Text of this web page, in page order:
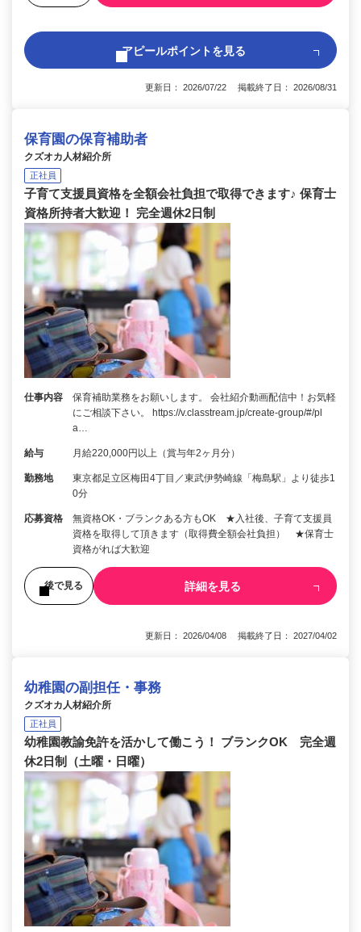
アピールポイントを見る
更新日： 2026/07/22 掲載終了日： 2026/08/31
保育園の保育補助者
クズオカ人材紹介所
正社員
子育て支援員資格を全額会社負担で取得できます♪ 保育士
資格所持者大歓迎！ 完全週休2日制
仕事内容
保育補助業務をお願いします。 会社紹介動画配信中！お気軽
にご相談下さい。 https://v.classtream.jp/create-group/#/pl
a…
給与 月給220,000円以上（賞与年2ヶ月分）
勤務地
東京都足立区梅田4丁目／東武伊勢崎線「梅島駅」より徒歩1
0分
応募資格
無資格OK・ブランクある方もOK ★入社後、子育て支援員
資格を取得して頂きます（取得費全額会社負担） ★保育士
資格がれば大歓迎
後で見る 詳細を見る
更新日： 2026/04/08 掲載終了日： 2027/04/02
幼稚園の副担任・事務
クズオカ人材紹介所
正社員
幼稚園教諭免許を活かして働こう！ ブランクOK 完全週
休2日制（土曜・日曜）